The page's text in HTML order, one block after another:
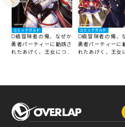
コミックガルド
D級冒険者の俺、なぜか
勇者パーティーに勧誘さ
れたあげく、王女につき
コミックガルド
D級冒険者の俺、
勇者パーティーに
れたあげく、王女